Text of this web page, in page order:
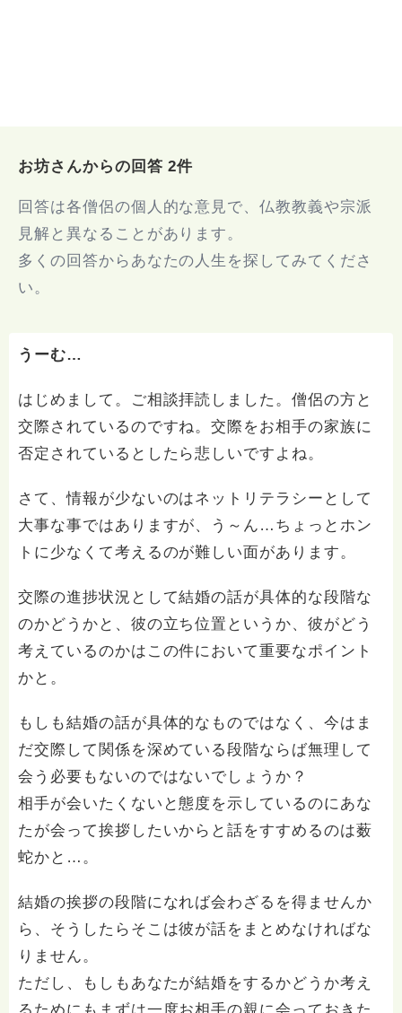
お坊さんからの回答 2件
回答は各僧侶の個人的な意見で、仏教教義や宗派
見解と異なることがあります。
多くの回答からあなたの人生を探してみてくださ
い。
うーむ…
はじめまして。ご相談拝読しました。僧侶の方と
交際されているのですね。交際をお相手の家族に
否定されているとしたら悲しいですよね。
さて、情報が少ないのはネットリテラシーとして
大事な事ではありますが、う～ん…ちょっとホン
トに少なくて考えるのが難しい面があります。
交際の進捗状況として結婚の話が具体的な段階な
のかどうかと、彼の立ち位置というか、彼がどう
考えているのかはこの件において重要なポイント
かと。
もしも結婚の話が具体的なものではなく、今はま
だ交際して関係を深めている段階ならば無理して
会う必要もないのではないでしょうか？
相手が会いたくないと態度を示しているのにあな
たが会って挨拶したいからと話をすすめるのは薮
蛇かと…。
結婚の挨拶の段階になれば会わざるを得ませんか
ら、そうしたらそこは彼が話をまとめなければな
りません。
ただし、もしもあなたが結婚をするかどうか考え